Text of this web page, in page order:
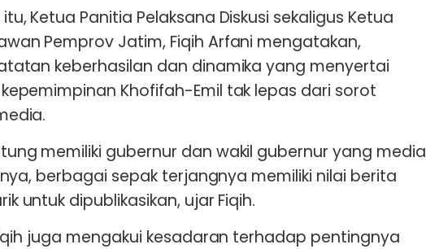
Ketua Panitia Pelaksana Diskusi sekaligus Ketua
Pemprov Jatim, Fiqih Arfani mengatakan,
keberhasilan dan dinamika yang menyertai
Khofifah-Emil tak lepas dari sorot
memiliki gubernur dan wakil gubernur yang media
berbagai sepak terjangnya memiliki nilai berita
untuk dipublikasikan, ujar Fiqih.
juga mengakui kesadaran terhadap pentingnya